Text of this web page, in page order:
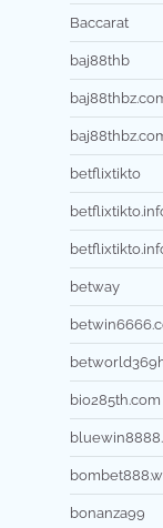
Baccarat
baj88thb
betflixtikto
betway
bio285th.com
bonanza99